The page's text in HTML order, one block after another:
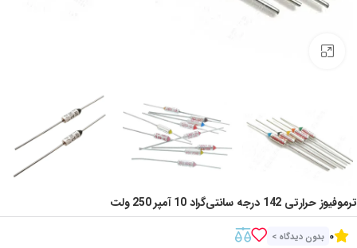
ترموفیوز حرارتی 142 درجه سانتی‌گراد 10 آمپر 250 ولت
0 بدون دیدگاه >